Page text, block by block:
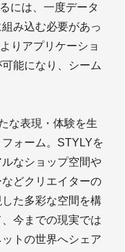
には、一度データ
み込む必要があっ
りアプリケーショ
能になり、シーム
な表現・体験を生
ォーム。STYLYを
なショップ空間や
どクリエイターの
た多彩な空間を構
今までの現実では
トの世界へシェア